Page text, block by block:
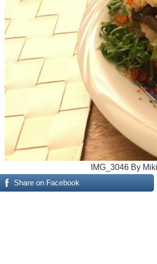
IMG_3046 By Miki
Share on Facebook